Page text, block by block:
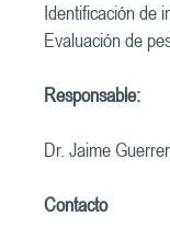
Identificación de
Evaluación de
Responsable:
Dr. Jaime
Contacto